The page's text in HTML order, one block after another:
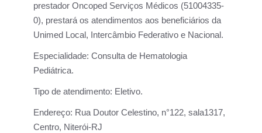
prestador Oncoped Serviços Médicos (51004335-
0), prestará os atendimentos aos beneficiários da
Unimed Local, Intercâmbio Federativo e Nacional.
Especialidade: Consulta de Hematologia
Pediátrica.
Tipo de atendimento: Eletivo.
Endereço: Rua Doutor Celestino, n°122, sala1317,
Centro, Niterói-RJ